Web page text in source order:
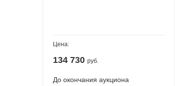
Цена:
134 730 руб.
До окончания аукциона